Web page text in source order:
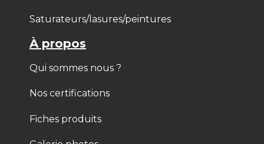
Saturateurs/lasures/peintures
À propos
Qui sommes nous ?
Nos certifications
Fiches produits